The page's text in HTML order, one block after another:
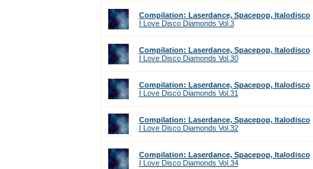
Compilation: Laserdance, Spacepop, Italodisco
I Love Disco Diamonds Vol.3
Compilation: Laserdance, Spacepop, Italodisco
I Love Disco Diamonds Vol.30
Compilation: Laserdance, Spacepop, Italodisco
I Love Disco Diamonds Vol.31
Compilation: Laserdance, Spacepop, Italodisco
I Love Disco Diamonds Vol.32
Compilation: Laserdance, Spacepop, Italodisco
I Love Disco Diamonds Vol.34